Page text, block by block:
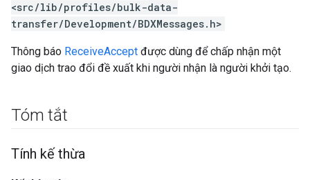
<src/lib/profiles/bulk-data-
transfer/Development/BDXMessages.h>
Thông báo ReceiveAccept được dùng để chấp nhận một
giao dịch trao đổi đề xuất khi người nhận là người khởi tạo.
Tóm tắt
Tính kế thừa